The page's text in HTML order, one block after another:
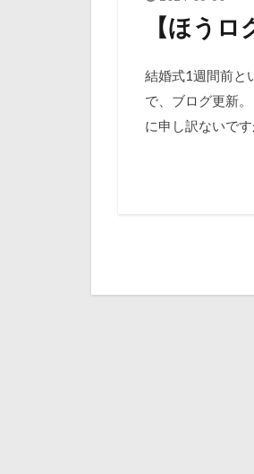
【ほう
結婚式1週間前と
で、ブログ更新
に申し訳ないで